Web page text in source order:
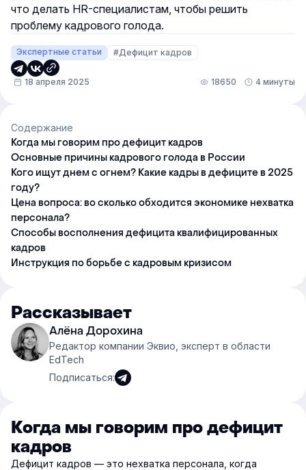
что делать HR-специалистам, чтобы решить
проблему кадрового голода.
Экспертные статьи #Дефицит кадров
18 апреля 2025 18650 4 минуты
Содержание
Когда мы говорим про дефицит кадров
Основные причины кадрового голода в России
Кого ищут днем с огнем? Какие кадры в дефиците в 2025
году?
Цена вопроса: во сколько обходится экономике нехватка
персонала?
Способы восполнения дефицита квалифицированных
кадров
Инструкция по борьбе с кадровым кризисом
Рассказывает
Алёна Дорохина
Редактор компании Эквио, эксперт в области
EdTech
Подписаться:
Когда мы говорим про дефицит
кадров
Дефицит кадров — это нехватка персонала, когда